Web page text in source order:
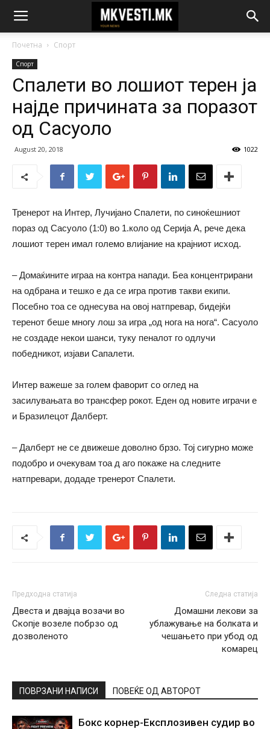
Почетна Спорт
Спорт
Спалети во лошиот терен ја
најде причината за поразот
од Сасуоло
August 20, 2018 1022
Тренерот на Интер, Лучијано Спалети, по синоќешниот
пораз од Сасуоло (1:0) во 1.коло од Серија А, рече дека
лошиот терен имал големо влијание на крајниот исход.
– Домаќините играа на контра напади. Беа концентрирани
на одбрана и тешко е да се игра против такви екипи.
Посебно тоа се однесува на овој натпревар, бидејќи
теренот беше многу лош за игра „од нога на нога“. Сасуоло
не создаде некои шанси, туку пеналот го одлучи
победникот, изјави Сапалети.
Интер важеше за голем фаворит со оглед на
засилувањата во трансфер рокот. Еден од новите играчи е
и Бразилецот Далберт.
– Далберт не се движеше доволно брзо. Тој сигурно може
подобро и очекувам тоа д аго покаже на следните
натпревари, додаде тренерот Спалети.
Предходна статија
Двеста и двајца возачи во
Скопје возеле побрзо од
дозволеното
Следна статија
Домашни лекови за
ублажување на болката и
чешањето при убод од
комарец
ПОВРЗАНИ НАПИСИ ПОВЕЌЕ ОД АВТОРОТ
Бокс корнер-Експлозивен судир во